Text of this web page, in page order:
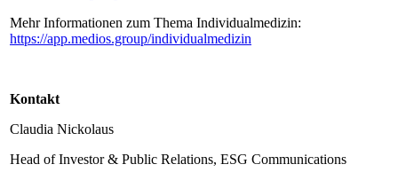
Mehr Informationen zum Thema Individualmedizin:
https://app.medios.group/individualmedizin
Kontakt
Claudia Nickolaus
Head of Investor & Public Relations, ESG Communications